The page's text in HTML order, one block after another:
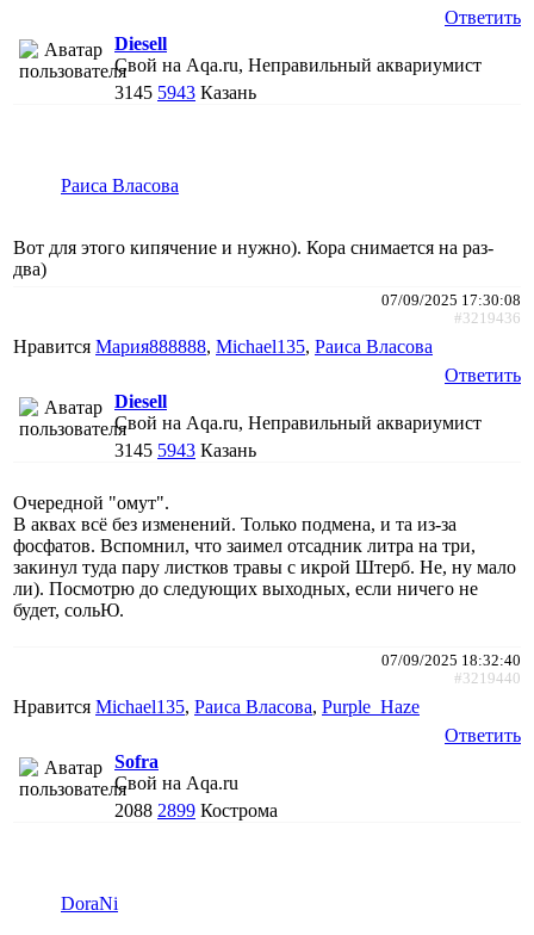
Ответить
Diesell
Свой на Aqa.ru, Неправильный аквариумист
3145 5943 Казань
Раиса Власова
Вот для этого кипячение и нужно). Кора снимается на раз-
два)
07/09/2025 17:30:08
#3219436
Нравится Мария888888, Michael135, Раиса Власова
Ответить
Diesell
Свой на Aqa.ru, Неправильный аквариумист
3145 5943 Казань
Очередной "омут".
В аквах всё без изменений. Только подмена, и та из-за
фосфатов. Вспомнил, что заимел отсадник литра на три,
закинул туда пару листков травы с икрой Штерб. Не, ну мало
ли). Посмотрю до следующих выходных, если ничего не
будет, сольЮ.
07/09/2025 18:32:40
#3219440
Нравится Michael135, Раиса Власова, Purple_Haze
Ответить
Sofra
Свой на Aqa.ru
2088 2899 Кострома
DoraNi